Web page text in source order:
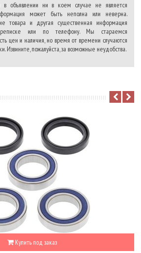
объявлении ни в коем случае не является
может быть неполна или неверна.
товара и другая существенная информация
или по телефону. Мы стараемся
цен и наличия, но время от времени случаются
Извините, пожалуйста, за возможные неудобства.
Купить под заказ